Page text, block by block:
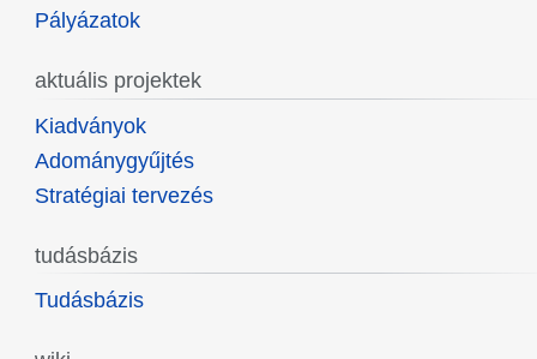
Pályázatok
aktuális projektek
Kiadványok
Adománygyűjtés
Stratégiai tervezés
tudásbázis
Tudásbázis